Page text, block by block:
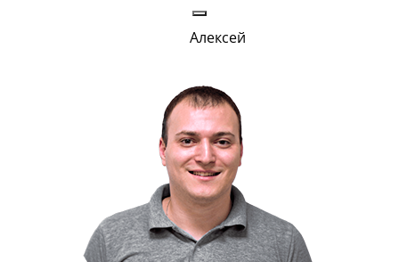
Павел
В меру строг, но всегда справедлив.
Главным показателем успеха считает
улыбку на лице клиента.